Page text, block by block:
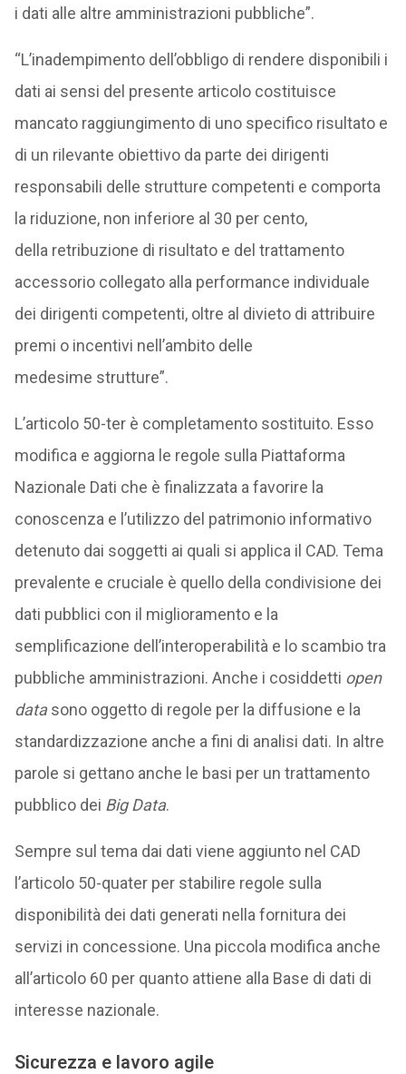
i dati alle altre amministrazioni pubbliche”.
“L’inadempimento dell’obbligo di rendere disponibili i
dati ai sensi del presente articolo costituisce
mancato raggiungimento di uno specifico risultato e
di un rilevante obiettivo da parte dei dirigenti
responsabili delle strutture competenti e comporta
la riduzione, non inferiore al 30 per cento,
della retribuzione di risultato e del trattamento
accessorio collegato alla performance individuale
dei dirigenti competenti, oltre al divieto di attribuire
premi o incentivi nell’ambito delle
medesime strutture”.
L’articolo 50-ter è completamento sostituito. Esso
modifica e aggiorna le regole sulla Piattaforma
Nazionale Dati che è finalizzata a favorire la
conoscenza e l’utilizzo del patrimonio informativo
detenuto dai soggetti ai quali si applica il CAD. Tema
prevalente e cruciale è quello della condivisione dei
dati pubblici con il miglioramento e la
semplificazione dell’interoperabilità e lo scambio tra
pubbliche amministrazioni. Anche i cosiddetti open
datasono oggetto di regole per la diffusione e la
standardizzazione anche a fini di analisi dati. In altre
parole si gettano anche le basi per un trattamento
pubblico dei Big Data.
Sempre sul tema dai dati viene aggiunto nel CAD
l’articolo 50-quater per stabilire regole sulla
disponibilità dei dati generati nella fornitura dei
servizi in concessione. Una piccola modifica anche
all’articolo 60 per quanto attiene alla Base di dati di
interesse nazionale.
Sicurezza e lavoro agile